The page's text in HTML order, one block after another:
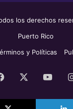
los derechos
Puerto Rico
y Políticas
Facebook